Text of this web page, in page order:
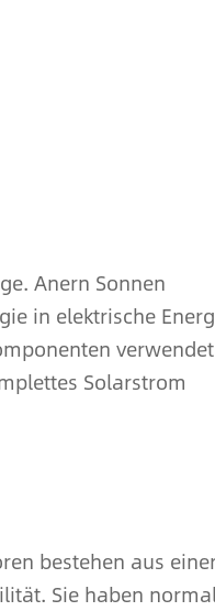
Anern Sonnen
in elektrische
verwendet
Solarstrom
bestehen aus
Sie haben